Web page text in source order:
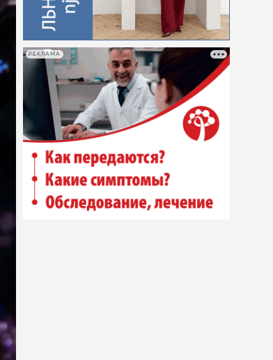
РЕКЛАМА